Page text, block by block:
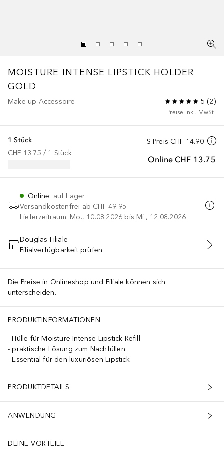
MOISTURE INTENSE LIPSTICK HOLDER
GOLD
Make-up Accessoire 5 (2)
Preise inkl. MwSt.
S-Preis CHF 14.90
Online CHF 13.75
1 Stück
CHF 13.75 / 1 Stück
Online: auf Lager
Versandkostenfrei ab CHF 49.95
Lieferzeitraum: Mo., 10.08.2026 bis Mi., 12.08.2026
IN DEN WARENKORB
Douglas-Filiale
Filialverfügbarkeit prüfen
Die Preise in Onlineshop und Filiale können sich
unterscheiden.
PRODUKTINFORMATIONEN
Hülle für Moisture Intense Lipstick Refill
praktische Lösung zum Nachfüllen
Essential für den luxuriösen Lipstick
PRODUKTDETAILS
ANWENDUNG
DEINE VORTEILE